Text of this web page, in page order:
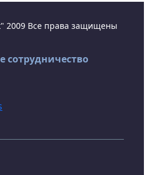
2009 Все права защищены